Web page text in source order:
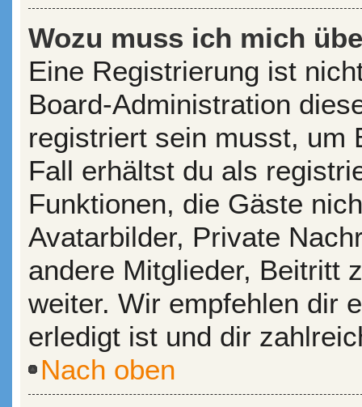
Wozu muss ich mich
Eine Registrierung ist
Board-Administration
registriert sein musst, um
Fall erhältst du als
Funktionen, die Gäste
Avatarbilder, Private
andere Mitglieder, Beitritt
weiter. Wir empfehlen dir
erledigt ist und dir
Nach oben